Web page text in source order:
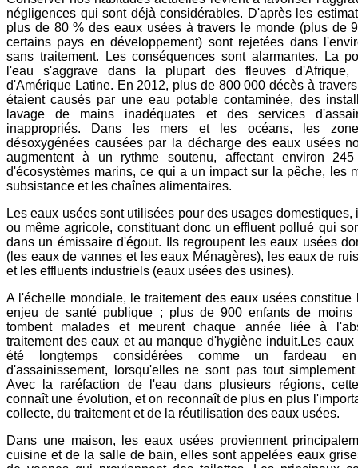
négligences qui sont déjà considérables. D'après les
plus de 80 % des eaux usées à travers le monde (plus de
certains pays en développement) sont rejetées dans
sans traitement. Les conséquences sont alarmantes. La
l'eau s'aggrave dans la plupart des fleuves d'Afrique,
d'Amérique Latine. En 2012, plus de 800 000 décès à
étaient causés par une eau potable contaminée, des
lavage de mains inadéquates et des services
inappropriés. Dans les mers et les océans, les
désoxygénées causées par la décharge des eaux usées
augmentent à un rythme soutenu, affectant environ
d'écosystèmes marins, ce qui a un impact sur la pêche, les
subsistance et les chaînes alimentaires.
Les eaux usées sont utilisées pour des usages domestiques,
ou même agricole, constituant donc un effluent pollué qui
dans un émissaire d'égout. Ils regroupent les eaux usées
(les eaux de vannes et les eaux Ménagères), les eaux de
et les effluents industriels (eaux usées des usines).
A l'échelle mondiale, le traitement des eaux usées constitue
enjeu de santé publique ; plus de 900 enfants de
tombent malades et meurent chaque année liée à
traitement des eaux et au manque d'hygiène induit.Les eaux
été longtemps considérées comme un fardeau
d'assainissement, lorsqu'elles ne sont pas tout
Avec la raréfaction de l'eau dans plusieurs régions,
connaît une évolution, et on reconnaît de plus en plus
collecte, du traitement et de la réutilisation des eaux usées.
Dans une maison, les eaux usées proviennent
cuisine et de la salle de bain, elles sont appelées eaux